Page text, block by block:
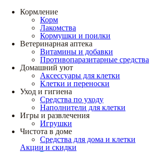
Кормление
Корм
Лакомства
Кормушки и поилки
Ветеринарная аптека
Витамины и добавки
Противопаразитарные средства
Домашний уют
Аксессуары для клетки
Клетки и переноски
Уход и гигиена
Средства по уходу
Наполнители для клетки
Игры и развлечения
Игрушки
Чистота в доме
Средства для дома и клетки
Акции и скидки